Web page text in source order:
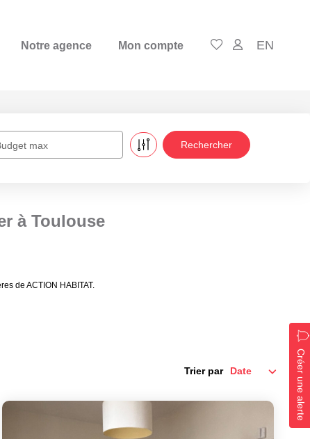
Notre agence Mon compte EN
max
à Toulouse
de ACTION HABITAT.
Créer une alerte
Trier par